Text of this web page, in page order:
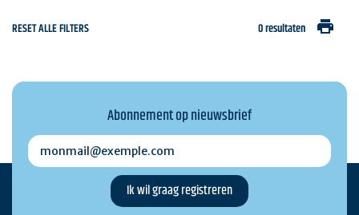
RESET ALLE FILTERS 0 resultaten print
Abonnement op nieuwsbrief
monmail@exemple.com